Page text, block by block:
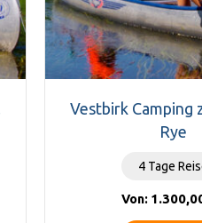
Vestbirk Camping
Rye
4 Tage
Von: